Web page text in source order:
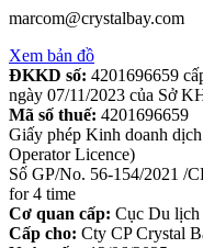
marcom@crystalbay.com
Xem bản đồ
ĐKKD số: 4201696659
ngày 07/11/2023 của Sở
Mã số thuế: 4201696659
Giấy phép Kinh doanh
Operator Licence)
Số GP/No. 56-154/2021 /
for 4 time
Cơ quan cấp: Cục Du lịch
Cấp cho: Cty CP Crystal